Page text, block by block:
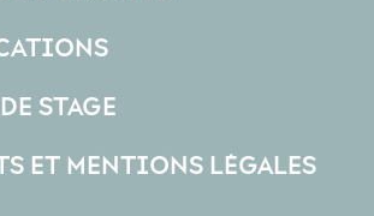
STAGE
ET MENTIONS LÉGALES